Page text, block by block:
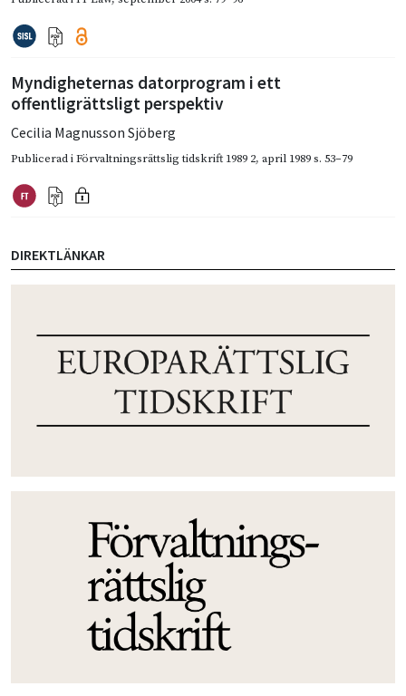
Myndigheternas datorprogram i ett
offentligrättsligt perspektiv
Cecilia Magnusson Sjöberg
Publicerad iFörvaltningsrättslig tidskrift 1989 2, april 1989s. 53–79
DIREKTLÄNKAR